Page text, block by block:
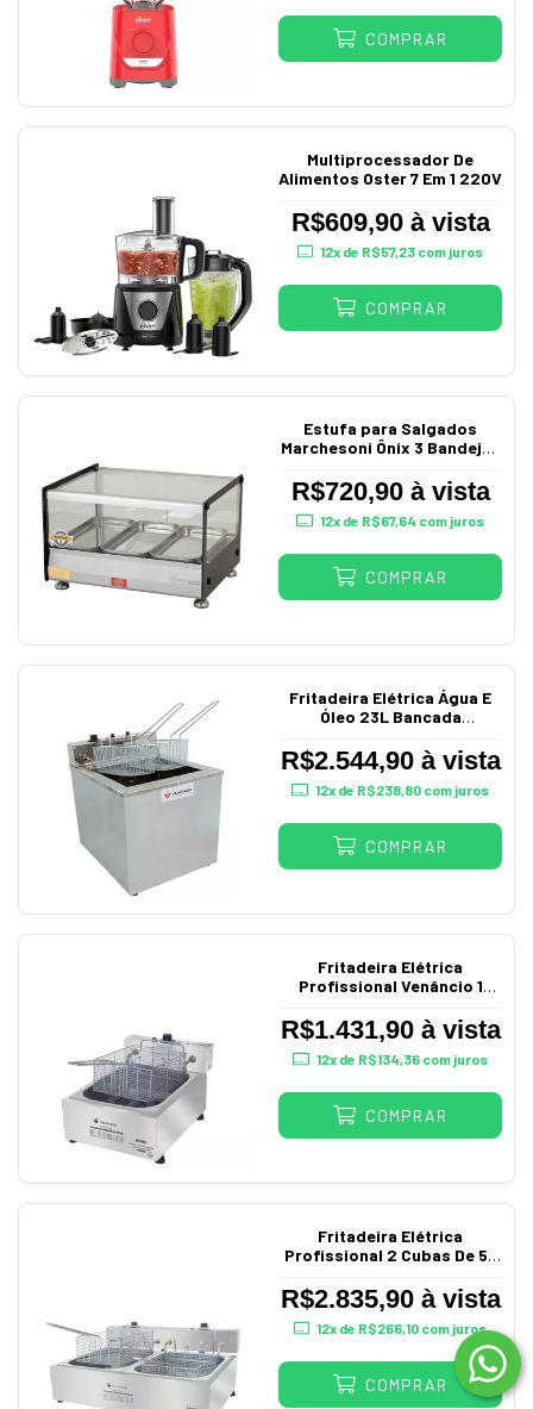
COMPRAR
Multiprocessador De
Alimentos Oster 7 Em 1 220V
R$609,90 à vista
12x de R$57,23 com juros
COMPRAR
Estufa para Salgados
Marchesoni Ônix 3 Bandejas
R$720,90 à vista
12x de R$67,64 com juros
COMPRAR
Fritadeira Elétrica Água E
Óleo 23L Bancada
Venâncio
R$2.544,90 à vista
12x de R$238,80com juros
COMPRAR
Fritadeira Elétrica
Profissional Venâncio 1
R$1.431,90 à vista
12x de R$134,36com juros
COMPRAR
Fritadeira Elétrica
Profissional 2 Cubas De 5L
R$2.835,90 à vista
12x de R$266,10 com juros
COMPRAR